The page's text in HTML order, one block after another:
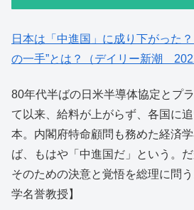
日本は「中進国」に成り下がった
の一手”とは？（デイリー新潮
80年代半ばの日米半導体協定とプ
て以来、給料が上がらず、各国に
本。内閣府特命顧問も務めた経済
ば、もはや「中進国だ」という。
そのための決意と覚悟を総理に問
学名誉教授】